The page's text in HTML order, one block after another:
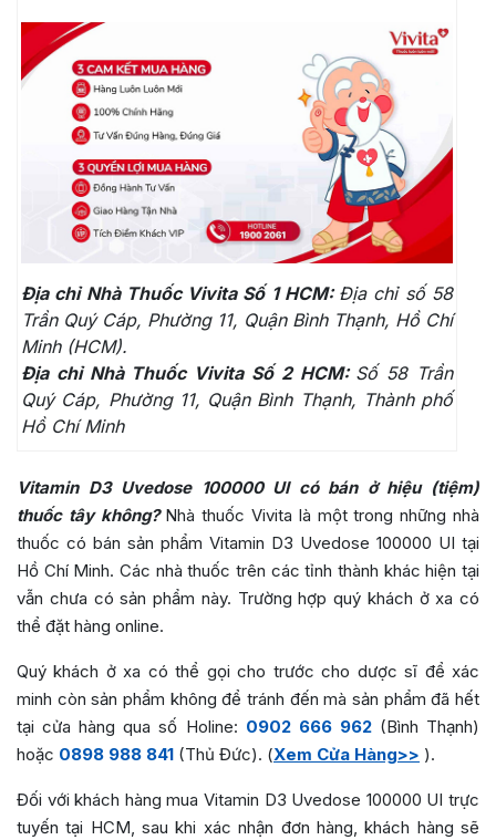
Địa chỉ Nhà Thuốc Vivita Số 1 HCM: Địa chỉ số 58
Trần Quý Cáp, Phường 11, Quận Bình Thạnh, Hồ Chí
Minh (HCM).
Địa chỉ Nhà Thuốc Vivita Số 2 HCM: Số 58 Trần
Quý Cáp, Phường 11, Quận Bình Thạnh, Thành phố
Hồ Chí Minh
Vitamin D3 Uvedose 100000 UI có bán ở hiệu (tiệm)
thuốc tây không?Nhà thuốc Vivita là một trong những nhà
thuốc có bán sản phẩm Vitamin D3 Uvedose 100000 UI tại
Hồ Chí Minh. Các nhà thuốc trên các tỉnh thành khác hiện tại
vẫn chưa có sản phẩm này. Trường hợp quý khách ở xa có
thể đặt hàng online.
Quý khách ở xa có thể gọi cho trước cho dược sĩ để xác
minh còn sản phẩm không để tránh đến mà sản phẩm đã hết
tại cửa hàng qua số Holine: 0902 666 962(Bình Thạnh)
hoặc 0898 988 841 (Thủ Đức). (Xem Cửa Hàng>> ).
Đối với khách hàng mua Vitamin D3 Uvedose 100000 UI trực
tuyến tại HCM, sau khi xác nhận đơn hàng, khách hàng sẽ